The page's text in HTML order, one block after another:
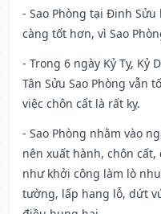
- Sao Phòng tại Đinh Sửu
càng tốt hơn, vì Sao
- Trong 6 ngày Kỷ Tỵ, Kỷ
Tân Sửu Sao Phòng vẫn
việc chôn cất là rất kỵ.
- Sao Phòng nhằm vào
nên xuất hành, chôn
như khởi công làm lò
tường, lấp hang lỗ, dứt